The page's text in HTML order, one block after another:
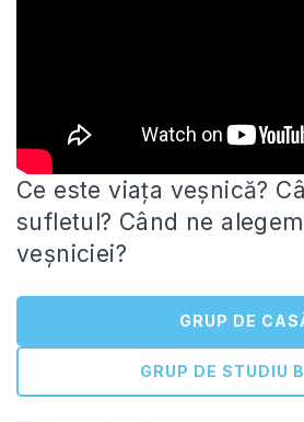
Ce este viața veșnică?
sufletul? Când ne
veșniciei?
GRUP DE
GRUP DE STUDIU